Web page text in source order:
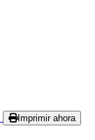
Imprimir ahora